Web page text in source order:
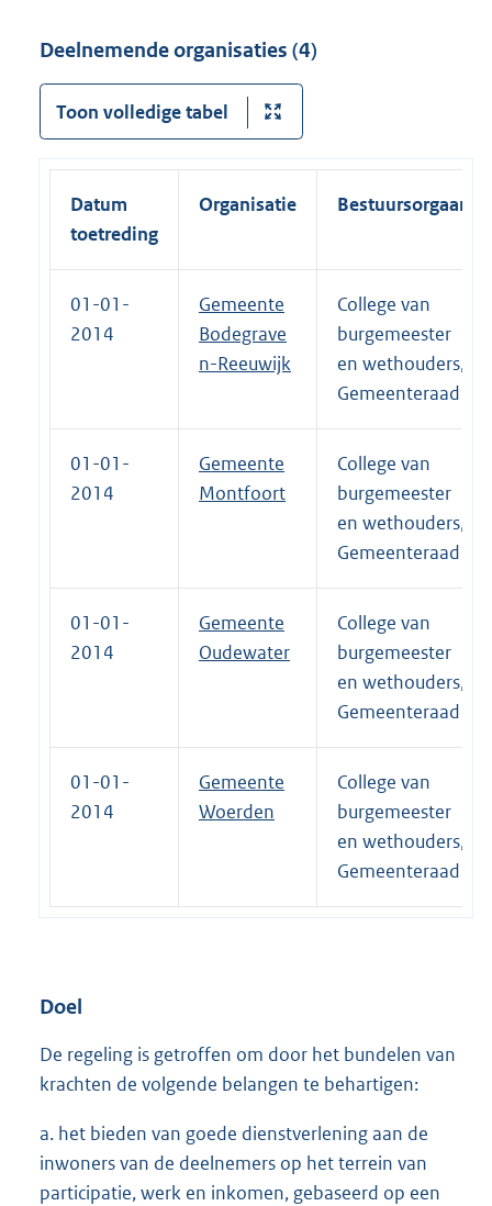
Deelnemende organisaties (4)
Toon volledige tabel
Datum
toetreding
Organisatie Bestuursorgaan
01-01-
2014
Gemeente
Bodegrave
n-Reeuwijk
College van
burgemeester
en wethouders,
Gemeenteraad
01-01-
2014
Gemeente
Montfoort
College van
burgemeester
en wethouders,
Gemeenteraad
01-01-
2014
Gemeente
Oudewater
College van
burgemeester
en wethouders,
Gemeenteraad
01-01-
2014
Gemeente
Woerden
College van
burgemeester
en wethouders,
Gemeenteraad
Doel
De regeling is getroffen om door het bundelen van
krachten de volgende belangen te behartigen:
a. het bieden van goede dienstverlening aan de
inwoners van de deelnemers op het terrein van
participatie, werk en inkomen, gebaseerd op een